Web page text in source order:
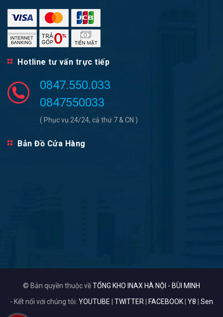
Hotline tư vấn trực tiếp
0847.550.033
0847550033
( Phục vụ 24/24, cả thứ 7 & CN )
Bản Đồ Cửa Hàng
© Bản quyền thuộc vềTỔNG KHO INAX HÀ NỘI - BÙI MINH
- Kết nối với chúng tôi: YOUTUBE TWITTER FACEBOOK Y8 Sen